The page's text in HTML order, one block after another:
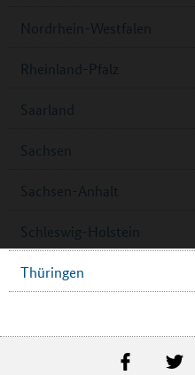
Nordrhein-Westfalen
Rheinland-Pfalz
Saarland
Sachsen
Sachsen-Anhalt
Schleswig-Holstein
Thüringen